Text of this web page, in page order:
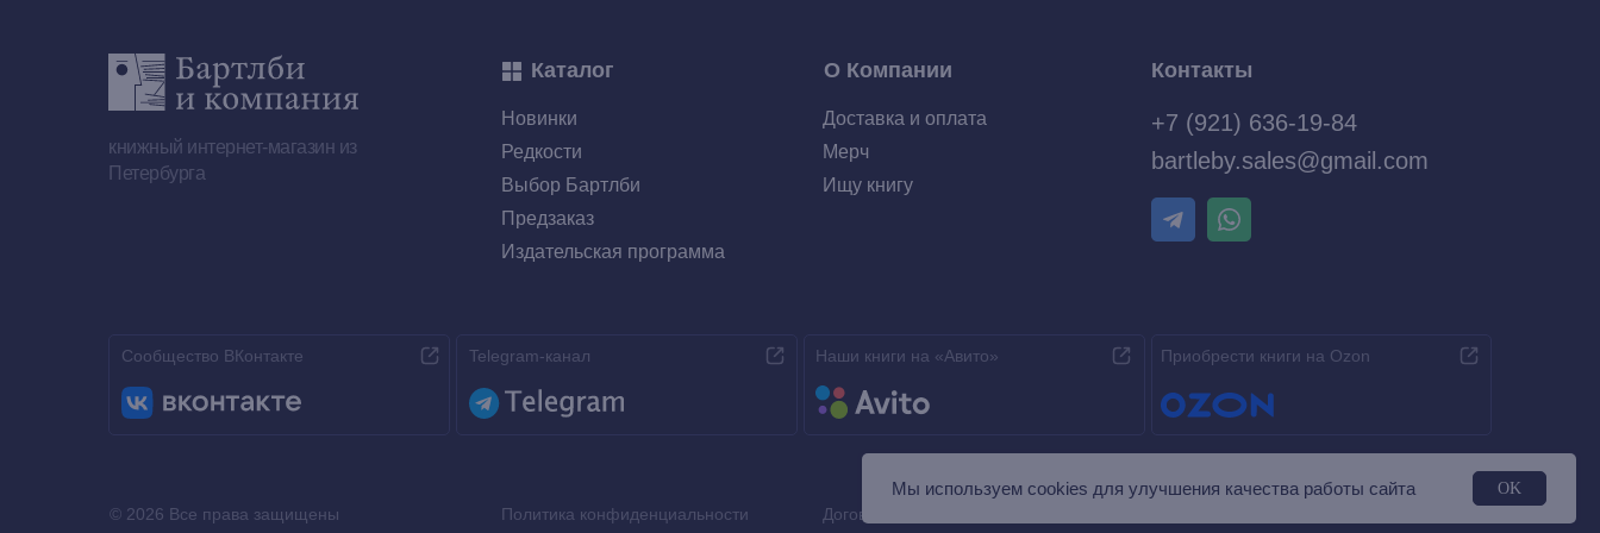
Мы используем сookies для улучшения качества работы сайта OK
Контакты
книжный интернет-магазин из
Петербурга
+7 (921) 636-19-84
bartleby.sales@gmail.com
Договор оферты
О Компании
Каталог
Политика конфиденциальности
© 2026 Все права защищены
Приобрести книги на Ozon
Сообщество ВКонтакте
Ищу книгу
Мерч
Доставка и оплата
Наши книги на «Авито»
Предзаказ
Выбор Бартлби
Редкости
Новинки
Издательская программа
Telegram-канал